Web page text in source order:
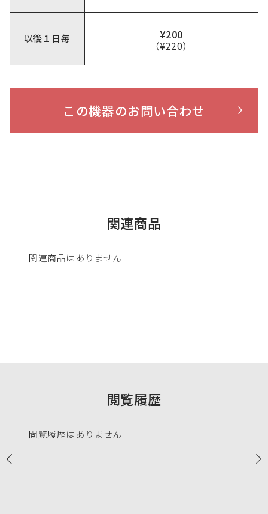
以後１日毎 ¥200
（¥220）
この機器のお問い合わせ
関連商品
関連商品はありません
閲覧履歴
閲覧履歴はありません